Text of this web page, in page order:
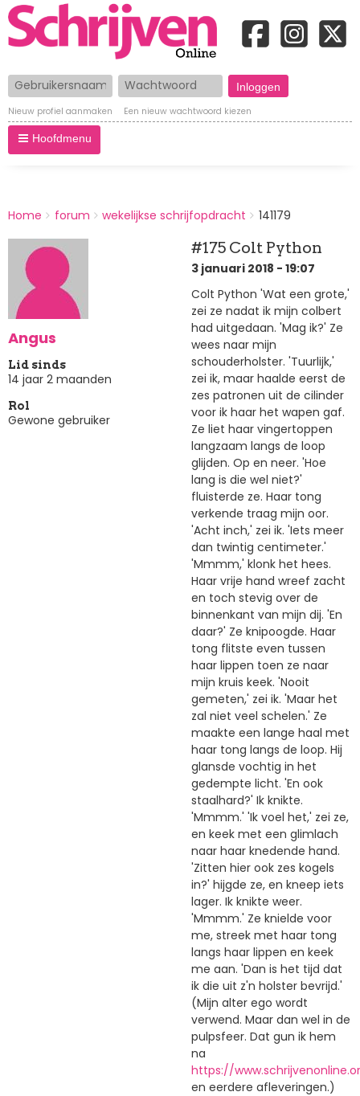
Gebruikersnaam Wachtwoord
Nieuw profiel aanmaken Een nieuw wachtwoord kiezen
Hoofdmenu
BREADCRUMBS
You
here:
Home forum wekelijkse schrijfopdracht 141179
Angus
Lid sinds
14 jaar 2 maanden
Rol
Gewone gebruiker
#175 Colt Python
3 januari 2018 - 19:07
Colt Python 'Wat een grote,'
zei ze nadat ik mijn colbert
had uitgedaan. 'Mag ik?' Ze
wees naar mijn
schouderholster. 'Tuurlijk,'
zei ik, maar haalde eerst de
zes patronen uit de cilinder
voor ik haar het wapen gaf.
Ze liet haar vingertoppen
langzaam langs de loop
glijden. Op en neer. 'Hoe
lang is die wel niet?'
fluisterde ze. Haar tong
verkende traag mijn oor.
'Acht inch,' zei ik. 'Iets meer
dan twintig centimeter.'
'Mmmm,' klonk het hees.
Haar vrije hand wreef zacht
en toch stevig over de
binnenkant van mijn dij. 'En
daar?' Ze knipoogde. Haar
tong flitste even tussen
haar lippen toen ze naar
mijn kruis keek. 'Nooit
gemeten,' zei ik. 'Maar het
zal niet veel schelen.' Ze
maakte een lange haal met
haar tong langs de loop. Hij
glansde vochtig in het
gedempte licht. 'En ook
staalhard?' Ik knikte.
'Mmmm.' 'Ik voel het,' zei ze,
en keek met een glimlach
naar haar knedende hand.
'Zitten hier ook zes kogels
in?' hijgde ze, en kneep iets
lager. Ik knikte weer.
'Mmmm.' Ze knielde voor
me, streek met haar tong
langs haar lippen en keek
me aan. 'Dan is het tijd dat
ik die uit z'n holster bevrijd.'
(Mijn alter ego wordt
verwend. Maar dan wel in de
pulpsfeer. Dat gun ik hem
na
https://
en eerdere afleveringen.)